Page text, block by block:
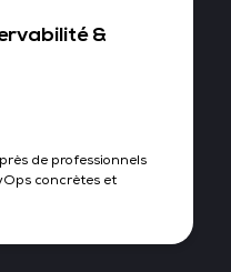
&
de professionnels
concrètes et